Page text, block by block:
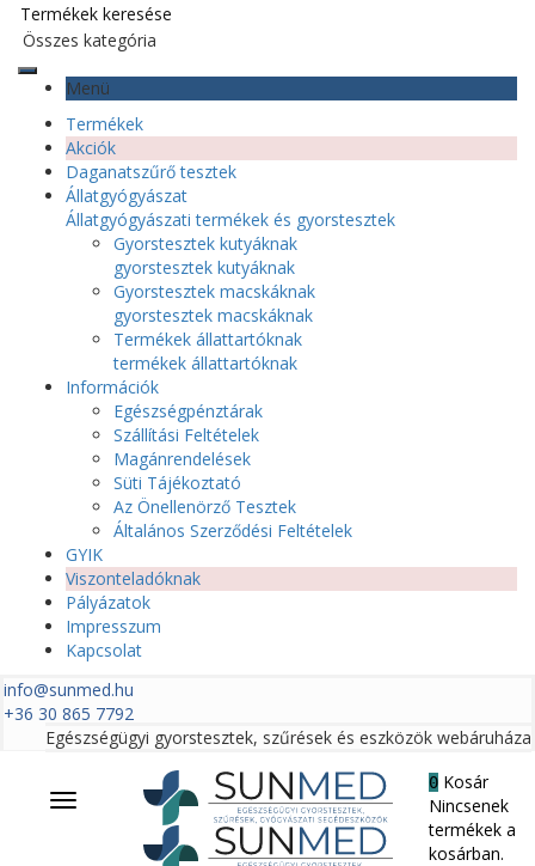
Menü
Termékek
Akciók
Daganatszűrő tesztek
Állatgyógyászat
Állatgyógyászati termékek és gyorstesztek
Gyorstesztek kutyáknak
gyorstesztek kutyáknak
Gyorstesztek macskáknak
gyorstesztek macskáknak
Termékek állattartóknak
termékek állattartóknak
Információk
Egészségpénztárak
Szállítási Feltételek
Magánrendelések
Süti Tájékoztató
Az Önellenörző Tesztek
Általános Szerződési Feltételek
GYIK
Viszonteladóknak
Pályázatok
Impresszum
Kapcsolat
info@sunmed.hu
+36 30 865 7792
Egészségügyi gyorstesztek, szűrések és eszközök webáruháza
Menü
0 Kosár
Nincsenek
termékek a
kosárban.